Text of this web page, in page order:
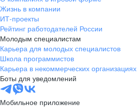
Жизнь в компании
ИТ-проекты
Рейтинг работодателей России
Молодым специалистам
Карьера для молодых специалистов
Школа программистов
Карьера в некоммерческих организациях
Боты для уведомлений
Мобильное приложение